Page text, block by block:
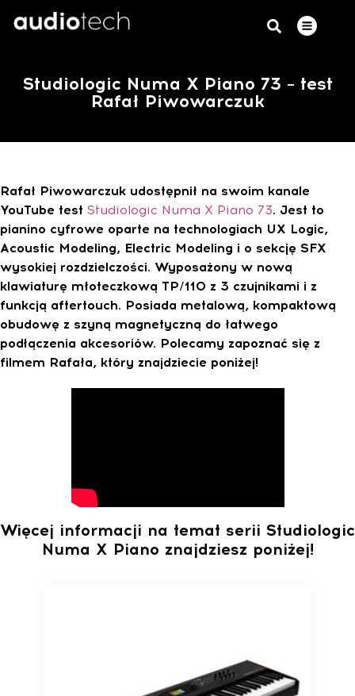
Studiologic Numa X Piano 73 – test
Rafał Piwowarczuk
Rafał Piwowarczuk udostępnił na swoim kanale
YouTube test Studiologic Numa X Piano 73. Jest to
pianino cyfrowe oparte na technologiach UX Logic,
Acoustic Modeling, Electric Modeling i o sekcję SFX
wysokiej rozdzielczości. Wyposażony w nową
klawiaturę młoteczkową TP/110 z 3 czujnikami i z
funkcją aftertouch. Posiada metalową, kompaktową
obudowę z szyną magnetyczną do łatwego
podłączenia akcesoriów. Polecamy zapoznać się z
filmem Rafała, który znajdziecie poniżej!
Więcej informacji na temat serii Studiologic
Numa X Piano znajdziesz poniżej!